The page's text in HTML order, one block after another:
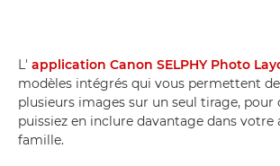
L' application Canon SELPHY Photo
modèles intégrés qui vous permettent
plusieurs images sur un seul tirage, pour
puissiez en inclure davantage dans votre
famille.